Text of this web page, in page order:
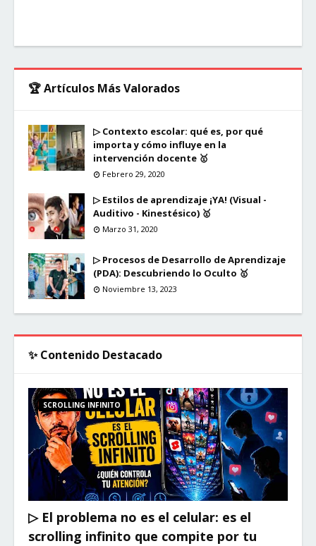
🏆 Artículos Más Valorados
▷ Contexto escolar: qué es, por qué
importa y cómo influye en la
intervención docente 🥇
Febrero 29, 2020
▷ Estilos de aprendizaje ¡YA! (Visual -
Auditivo - Kinestésico) 🥇
Marzo 31, 2020
▷ Procesos de Desarrollo de Aprendizaje
(PDA): Descubriendo lo Oculto 🥇
Noviembre 13, 2023
✨ Contenido Destacado
SCROLLING INFINITO
▷ El problema no es el celular: es el
scrolling infinito que compite por tu